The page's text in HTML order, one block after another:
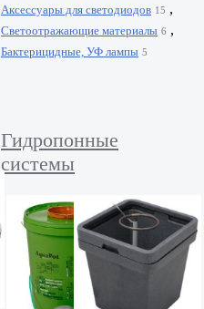
Аксессуары для светодиодов 15 ,
Светоотражающие материалы 6 ,
Бактерицидные, УФ лампы 5
Гидропонные
системы